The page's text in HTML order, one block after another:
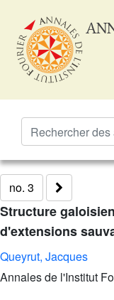
no. 3
Structure
d'extensions
Queyrut, Jacques
Annales de l'Institut